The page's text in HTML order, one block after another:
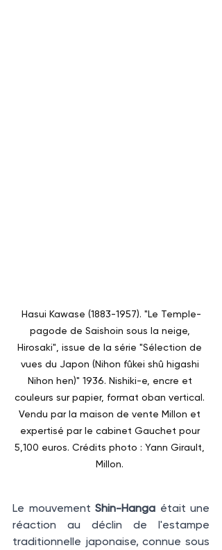
Hasui Kawase (1883-1957). "Le Temple-
pagode de Saishoin sous la neige,
Hirosaki", issue de la série "Sélection de
vues du Japon (Nihon fûkei shû higashi
Nihon hen)" 1936. Nishiki-e, encre et
couleurs sur papier, format oban vertical.
Vendu par la maison de vente Millon et
expertisé par le cabinet Gauchet pour
5,100 euros. Crédits photo : Yann Girault,
Millon.
Le mouvement Shin-Hanga était une
réaction au déclin de l'estampe
traditionnelle japonaise, connue sous